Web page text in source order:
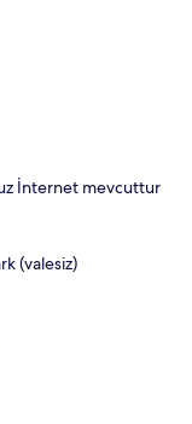
İnternet mevcuttur
(valesiz)